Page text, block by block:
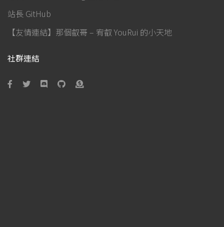
站長 GitHub
【友情連結】那個叡哥 – 宥叡 YouRui 的小天地
社群連結